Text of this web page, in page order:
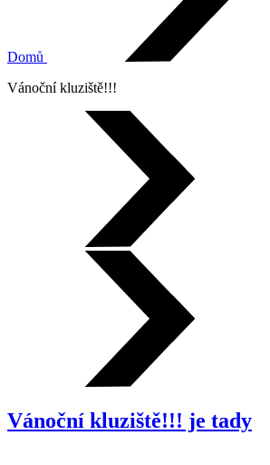
Domů
Vánoční kluziště!!!
Vánoční kluziště!!! je tady